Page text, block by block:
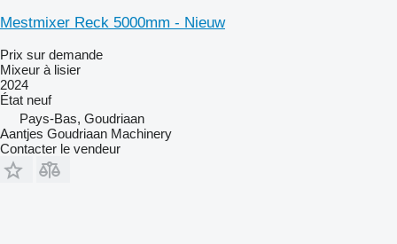
Mestmixer Reck 5000mm - Nieuw
Prix sur demande
Mixeur à lisier
2024
État neuf
Pays-Bas, Goudriaan
Aantjes Goudriaan Machinery
Contacter le vendeur